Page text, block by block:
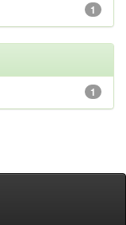
1
1